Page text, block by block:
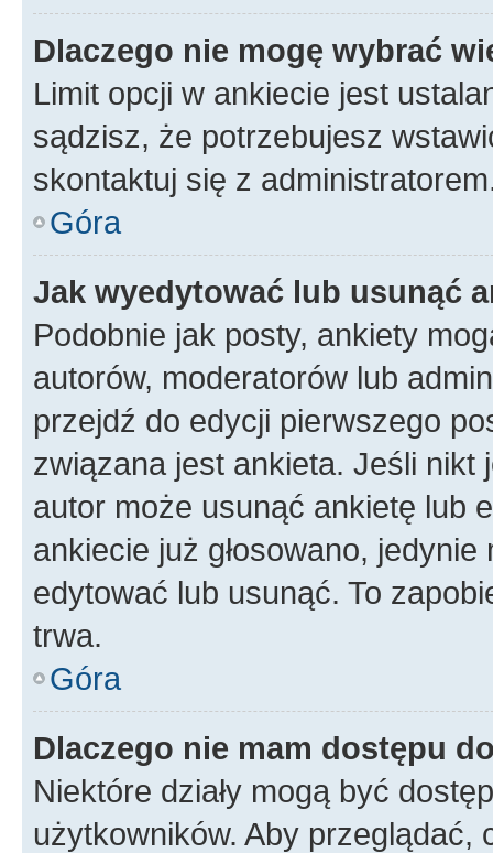
Dlaczego nie mogę wybrać
Limit opcji w ankiecie jest
sądzisz, że potrzebujesz
skontaktuj się z
Góra
Jak wyedytować lub usunąć
Podobnie jak posty, ankiety
autorów, moderatorów lub
przejdź do edycji pierwszego
związana jest ankieta. Jeśli nikt
autor może usunąć ankietę lub
ankiecie już głosowano,
edytować lub usunąć. To
trwa.
Góra
Dlaczego nie mam dostępu
Niektóre działy mogą być
użytkowników. Aby